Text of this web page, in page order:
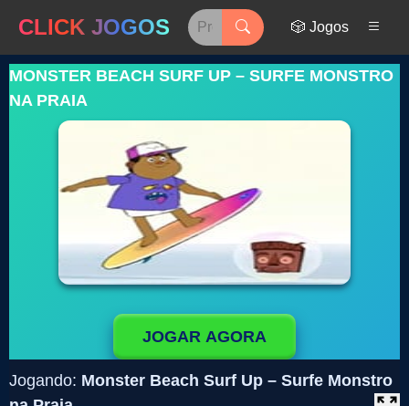
CLICK JOGOS 🎲 Jogos
MONSTER BEACH SURF UP – SURFE MONSTRO
NA PRAIA
JOGAR AGORA
Jogando: Monster Beach Surf Up – Surfe Monstro